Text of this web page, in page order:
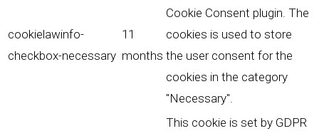
cookielawinfo-
checkbox-necessary
11
months
Cookie Consent plugin. The
cookies is used to store
the user consent for the
cookies in the category
"Necessary".
This cookie is set by GDPR